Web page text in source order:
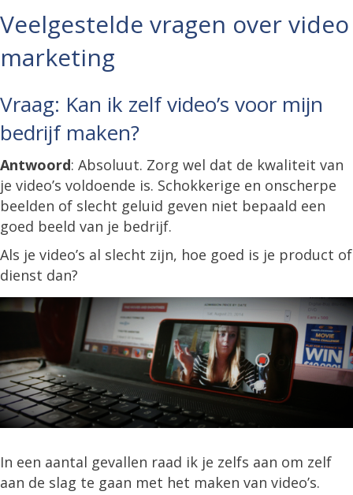
Veelgestelde vragen over video
marketing
Vraag: Kan ik zelf video’s voor mijn
bedrijf maken?
Antwoord: Absoluut. Zorg wel dat de kwaliteit van
je video’s voldoende is. Schokkerige en onscherpe
beelden of slecht geluid geven niet bepaald een
goed beeld van je bedrijf.
Als je video’s al slecht zijn, hoe goed is je product of
dienst dan?
In een aantal gevallen raad ik je zelfs aan om zelf
aan de slag te gaan met het maken van video’s.